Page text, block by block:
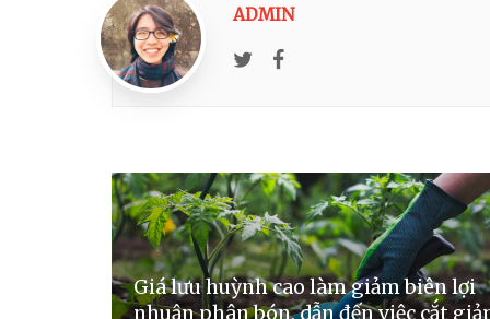
ADMIN
Twitter
Giá lưu huỳnh cao làm giảm biên lợi
nhuận phân bón, dẫn đến việc cắt